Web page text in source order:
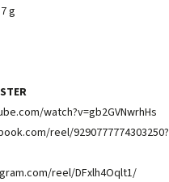
g
watch?v=gb2GVNwrhHs
reel/9290777774303250?
reel/DFxlh4Oqlt1/